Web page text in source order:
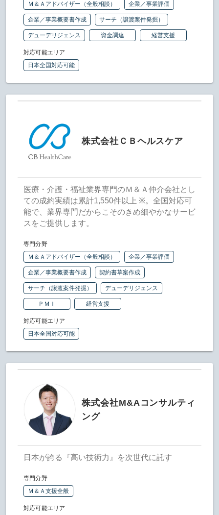
Ｍ＆Ａアドバイザー（全般相談）
企業／事業評価
企業／事業概要書作成 サーチ（譲渡案件発掘）
デューデリジェンス 資金調達 経営支援
対応可能エリア
日本全国対応可能
株式会社ＣＢヘルスケア
医療・介護・福祉業界専門のＭ＆Ａ仲介会社とし
ての成約実績は累計1,550件以上 ※。全国対応可
能で、業界専門だからこそのきめ細やかなサービ
スをご提供します。
専門分野
Ｍ＆Ａアドバイザー（全般相談）
企業／事業評価
企業／事業概要書作成 契約書草案作成
サーチ（譲渡案件発掘） デューデリジェンス
ＰＭＩ 経営支援
対応可能エリア
日本全国対応可能
株式会社M&Aコンサルティ
ング
日本が誇る『高い技術力』を次世代に託す
専門分野
Ｍ＆Ａ支援全般
対応可能エリア